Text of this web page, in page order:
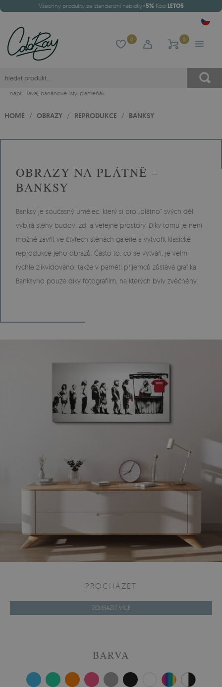
Všechny produkty ze standardní nabídky-5%Kód:LETO5
0 0
např. Havaj, banánové listy, plameňák
HOME / OBRAZY / REPRODUKCE / BANKSY
OBRAZY NA PLÁTNĚ –
BANKSY
Banksy je současný umělec, který si pro „plátno“ svých děl
vybírá stěny budov, zdi a veřejné prostory. Díky tomu je není
možné zavřít ve čtyřech stěnách galerie a vytvořit klasické
reprodukce jeho obrazů. Často to, co se vytváří, je velmi
rychle zlikvidováno, takže v paměti příjemců zůstává grafika
Banksyho pouze díky fotografiím, na kterých byly zvěčněny.
PROCHÁZET
ZOBRAZIT VÍCE
BARVA